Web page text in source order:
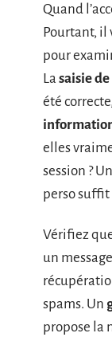
Quand
Pourtant, il
pour
La saisie
été
elles
session ?
perso suffit
Vérifiez
un
spams. Un
propose la